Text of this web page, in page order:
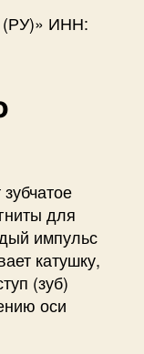
ИНН:
для
импульс
катушку,
(зуб)
оси